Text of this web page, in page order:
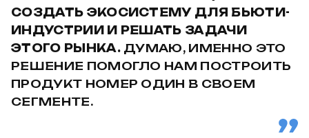
СОЗДАТЬ ЭКОСИСТЕМУ ДЛЯ БЬЮТИ-
ИНДУСТРИИ И РЕШАТЬ ЗАДАЧИ
ЭТОГО РЫНКА. ДУМАЮ, ИМЕННО ЭТО
РЕШЕНИЕ ПОМОГЛО НАМ ПОСТРОИТЬ
ПРОДУКТ НОМЕР ОДИН В СВОЕМ
СЕГМЕНТЕ.